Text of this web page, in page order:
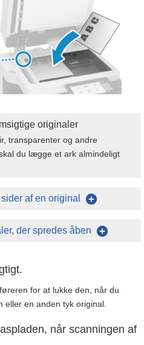
originaler
transparenter og andre
du lægge et ark almindeligt
af en original
der spredes åben
for at lukke den, når du
eller en anden tyk original.
når scanningen af